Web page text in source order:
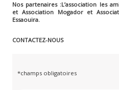
Nos partenaires :L’association les
et Association Mogador et
Essaouira.
CONTACTEZ-NOUS
*champs obligatoires